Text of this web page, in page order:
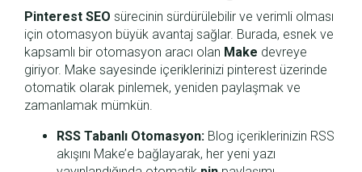
Pinterest SEO sürecinin sürdürülebilir ve verimli olması
için otomasyon büyük avantaj sağlar. Burada, esnek ve
kapsamlı bir otomasyon aracı olan Make devreye
giriyor. Make sayesinde içeriklerinizi pinterest üzerinde
otomatik olarak pinlemek, yeniden paylaşmak ve
zamanlamak mümkün.
RSS Tabanlı Otomasyon: Blog içeriklerinizin RSS
akışını Make’e bağlayarak, her yeni yazı